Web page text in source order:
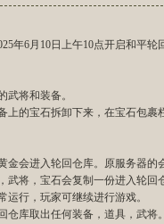
年6月10日上午10点开启和平
武将和装备。
上的宝石拆卸下来，在宝石包裹
金会进入轮回仓库。原服务器的
武将，宝石会复制一份进入轮回
运行，玩家可继续进行游戏。
库取出任何装备，道具，武将。